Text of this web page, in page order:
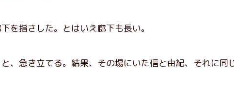
を指さした。とはいえ廊下も長い。
、急き立てる。結果、その場にいた信と由紀、それに同